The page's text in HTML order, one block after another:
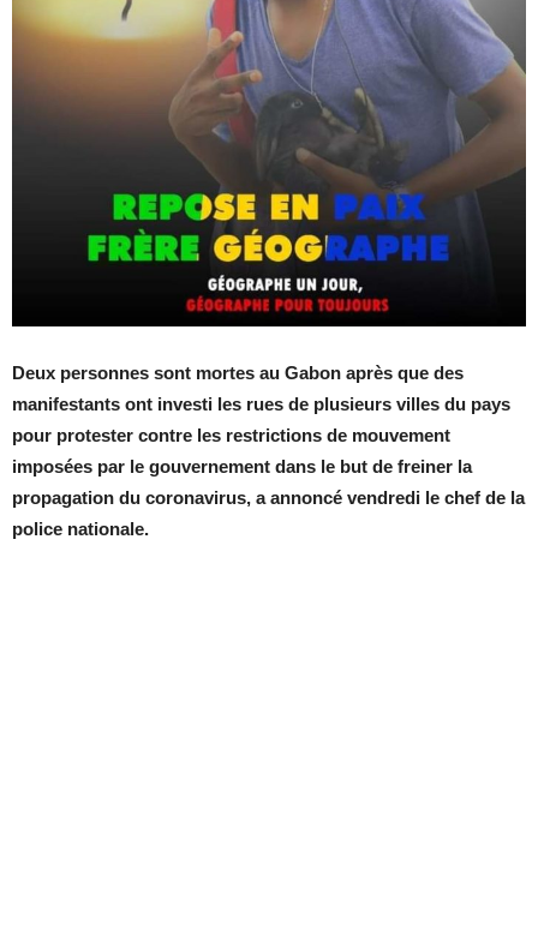
Deux personnes sont mortes au Gabon après que des
manifestants ont investi les rues de plusieurs villes du pays
pour protester contre les restrictions de mouvement
imposées par le gouvernement dans le but de freiner la
propagation du coronavirus, a annoncé vendredi le chef de la
police nationale.